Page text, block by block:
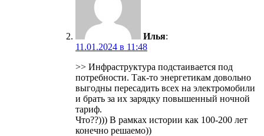
Илья:
11.01.2024 в 11:48
>> Инфраструктура подстаивается под
потребности. Так-то энергетикам довольно
выгодны пересадить всех на электромобили
и брать за их зарядку повышенный ночной
тариф.
Что??))) В рамках истории как 100-200 лет
конечно решаемо))